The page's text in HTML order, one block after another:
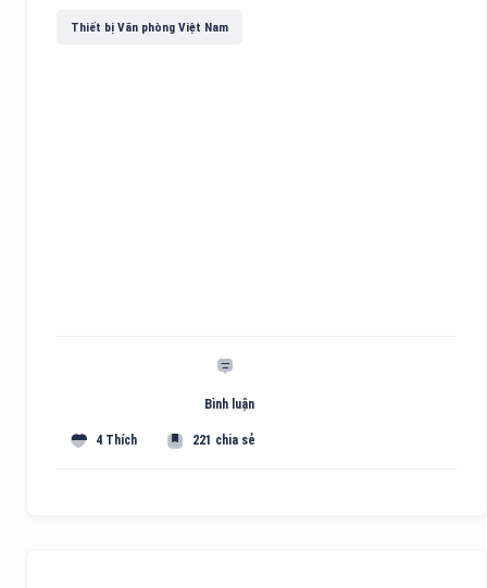
Thiết bị Văn phòng Việt Nam
Bình luận
4 Thích 221 chia sẻ